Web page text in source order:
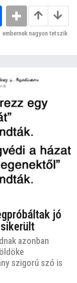
embernek nagyon tetszik
jó
azonban
szigorú szó is